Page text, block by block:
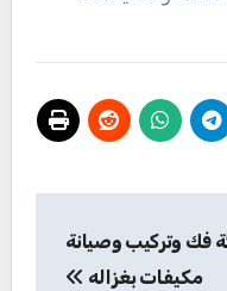
فك وتركيب وصيانة
مكيفات بغزاله